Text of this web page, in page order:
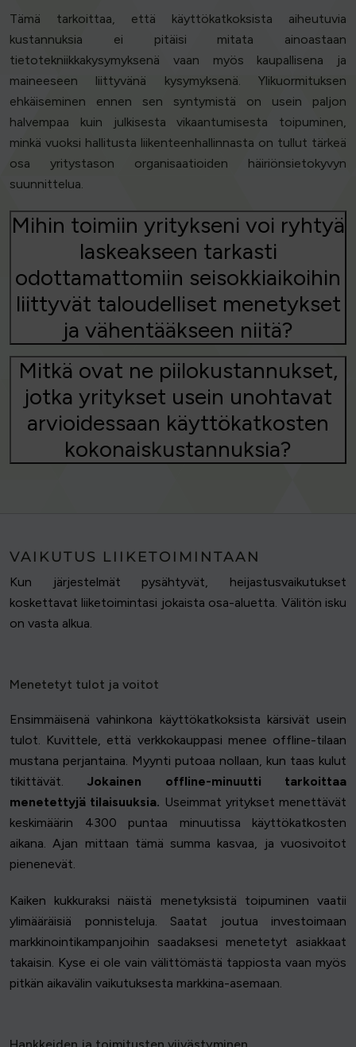
Tämä tarkoittaa, että käyttökatkoksista aiheutuvia
kustannuksia ei pitäisi mitata ainoastaan
tietotekniikkakysymyksenä vaan myös kaupallisena ja
maineeseen liittyvänä kysymyksenä. Ylikuormituksen
ehkäiseminen ennen sen syntymistä on usein paljon
halvempaa kuin julkisesta vikaantumisesta toipuminen,
minkä vuoksi hallitusta liikenteenhallinnasta on tullut tärkeä
osa yritystason organisaatioiden häiriönsietokyvyn
suunnittelua.
Mihin toimiin yritykseni voi ryhtyä
laskeakseen tarkasti
odottamattomiin seisokkiaikoihin
liittyvät taloudelliset menetykset
ja vähentääkseen niitä?
Mitkä ovat ne piilokustannukset,
jotka yritykset usein unohtavat
arvioidessaan käyttökatkosten
kokonaiskustannuksia?
VAIKUTUS LIIKETOIMINTAAN
Kun järjestelmät pysähtyvät, heijastusvaikutukset
koskettavat liiketoimintasi jokaista osa-aluetta. Välitön isku
on vasta alkua.
Menetetyt tulot ja voitot
Ensimmäisenä vahinkona käyttökatkoksista kärsivät usein
tulot. Kuvittele, että verkkokauppasi menee offline-tilaan
mustana perjantaina. Myynti putoaa nollaan, kun taas kulut
tikittävät. Jokainen offline-minuutti tarkoittaa
menetettyjä tilaisuuksia. Useimmat yritykset menettävät
keskimäärin 4300 puntaa minuutissa käyttökatkosten
aikana. Ajan mittaan tämä summa kasvaa, ja vuosivoitot
pienenevät.
Kaiken kukkuraksi näistä menetyksistä toipuminen vaatii
ylimääräisiä ponnisteluja. Saatat joutua investoimaan
markkinointikampanjoihin saadaksesi menetetyt asiakkaat
takaisin. Kyse ei ole vain välittömästä tappiosta vaan myös
pitkän aikavälin vaikutuksesta markkina-asemaan.